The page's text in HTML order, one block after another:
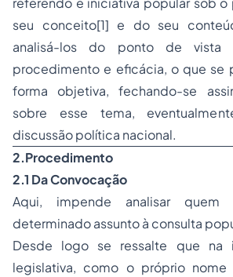
seu conceito[1] e do seu
analisá-los do ponto de vista
procedimento e eficácia, o que se
forma objetiva, fechando-se
sobre esse tema,
discussão política nacional.
2.Procedimento
2.1 Da Convocação
Aqui, impende analisar quem
determinado assunto à consulta
Desde logo se ressalte que na
legislativa, como o próprio